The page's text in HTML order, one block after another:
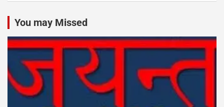
You may Missed